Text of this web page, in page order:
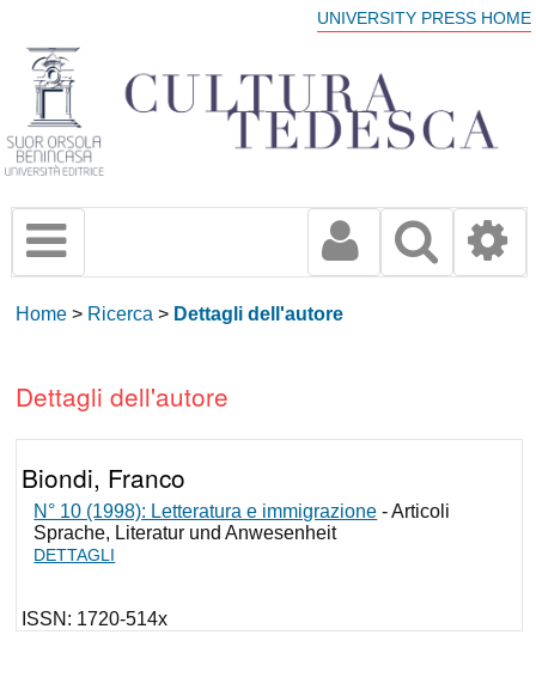
UNIVERSITY PRESS HOME
Home > Ricerca > Dettagli dell'autore
Dettagli dell'autore
Biondi, Franco
N° 10 (1998): Letteratura e immigrazione - Articoli
Sprache, Literatur und Anwesenheit
DETTAGLI
ISSN: 1720-514x